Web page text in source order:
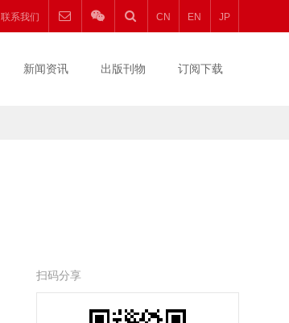
联系我们 CN EN JP
新闻资讯 出版刊物 订阅下载
扫码分享